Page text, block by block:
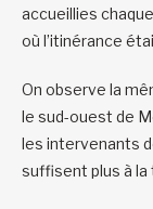
accueillies
où l’itinérance
On observe la
le sud-ouest de
les intervenants
suffisent plus à la